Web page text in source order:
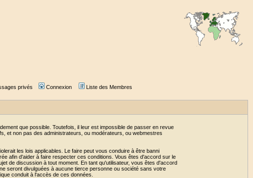
privés Connexion Liste des Membres
que possible. Toutefois, il leur est impossible de passer en revue
et non pas des administrateurs, ou modérateurs, ou webmestres
les lois applicables. Le faire peut vous conduire à être banni
afin d'aider à faire respecter ces conditions. Vous êtes d'accord sur le
de discussion à tout moment. En tant qu'utilisateur, vous êtes d'accord
seront divulguées à aucune tierce personne ou société sans votre
conduit à l'accès de ces données.